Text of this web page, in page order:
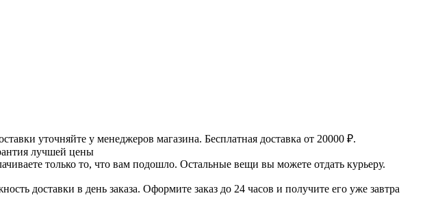
уточняйте у менеджеров магазина. Бесплатная доставка от 20000 ₽.
лучшей цены
только то, что вам подошло. Остальные вещи вы можете отдать курьеру.
доставки в день заказа. Оформите заказ до 24 часов и получите его уже завтра